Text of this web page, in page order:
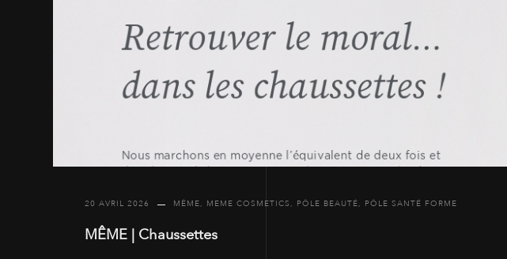
20 AVRIL 2026 MÊME, MEME COSMETICS, PÔLE BEAUTÉ, PÔLE SANTÉ FORME
MÊME | Chaussettes